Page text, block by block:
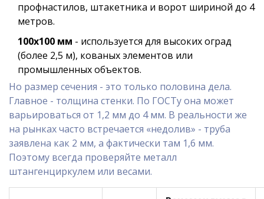
профнастилов, штакетника и ворот шириной до 4
метров.
100х100 мм - используется для высоких оград
(более 2,5 м), кованых элементов или
промышленных объектов.
Но размер сечения - это только половина дела.
Главное - толщина стенки. По ГОСТу она может
варьироваться от 1,2 мм до 4 мм. В реальности же
на рынках часто встречается «недолив» - труба
заявлена как 2 мм, а фактически там 1,6 мм.
Поэтому всегда проверяйте металл
штангенциркулем или весами.